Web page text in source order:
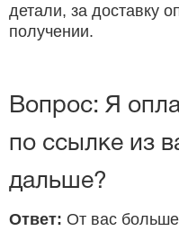
детали, за доставку
получении.
Вопрос: Я
по ссылке из
дальше?
Ответ: От вас больше